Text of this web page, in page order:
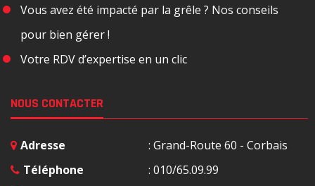
Vous avez été impacté par la grêle ? Nos conseils
pour bien gérer !
Votre RDV d’expertise en un clic
NOUS CONTACTER
Adresse
: Grand-Route 60 - Corbais
Téléphone
: 010/65.09.99